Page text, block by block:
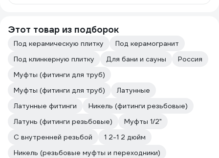
Этот товар из подборок
Под керамическую плитку
Под керамогранит
Под клинкерную плитку
Для бани и сауны
Россия
Муфты (фитинги для труб)
Муфты (фитинги для труб)
Латунные
Латунные фитинги
Никель (фитинги резьбовые)
Латунь (фитинги резьбовые)
Муфты 1/2"
С внутренней резьбой
1 2-1 2 дюйм
Никель (резьбовые муфты и переходники)